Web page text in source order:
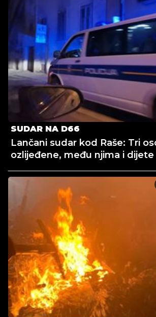
SUDAR NA D66
Lančani sudar kod Raše: Tri
ozlijeđene, među njima i dijete